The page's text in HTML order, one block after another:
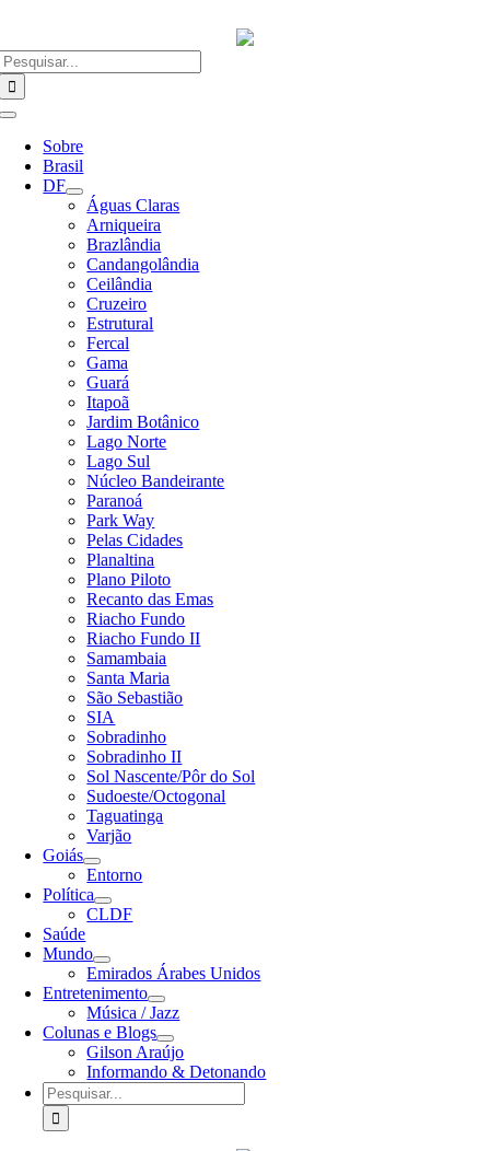
o
conteúdo
Alternar
Navegação
Sobre
Brasil
DF
Águas Claras
Arniqueira
Brazlândia
Candangolândia
Ceilândia
Cruzeiro
Estrutural
Fercal
Gama
Guará
Itapoã
Jardim Botânico
Lago Norte
Lago Sul
Núcleo Bandeirante
Paranoá
Park Way
Pelas Cidades
Planaltina
Plano Piloto
Recanto das Emas
Riacho Fundo
Riacho Fundo II
Samambaia
Santa Maria
São Sebastião
SIA
Sobradinho
Sobradinho II
Sol Nascente/Pôr do Sol
Sudoeste/Octogonal
Taguatinga
Varjão
Goiás
Entorno
Política
CLDF
Saúde
Mundo
Emirados Árabes Unidos
Entretenimento
Música / Jazz
Colunas e Blogs
Gilson Araújo
Informando & Detonando
Buscar
resultados
para: